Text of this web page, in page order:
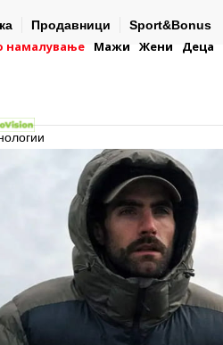
Продавници Sport&Bonus
ДВА НАЧИНА НА ПЛАЌАЊЕ
или со електронска платежна картичка.
намалување Мажи Жени Деца